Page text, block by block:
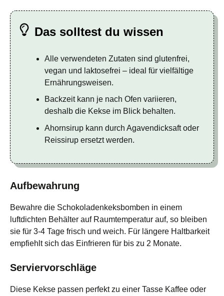
Das solltest du wissen
Alle verwendeten Zutaten sind glutenfrei,
vegan und laktosefrei – ideal für vielfältige
Ernährungsweisen.
Backzeit kann je nach Ofen variieren,
deshalb die Kekse im Blick behalten.
Ahornsirup kann durch Agavendicksaft oder
Reissirup ersetzt werden.
Aufbewahrung
Bewahre die Schokoladenkeksbomben in einem
luftdichten Behälter auf Raumtemperatur auf, so bleiben
sie für 3-4 Tage frisch und weich. Für längere Haltbarkeit
empfiehlt sich das Einfrieren für bis zu 2 Monate.
Serviervorschläge
Diese Kekse passen perfekt zu einer Tasse Kaffee oder